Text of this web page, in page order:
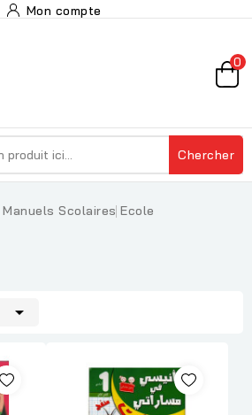
Mon compte
0
Chercher
Manuels Scolaires Ecole
